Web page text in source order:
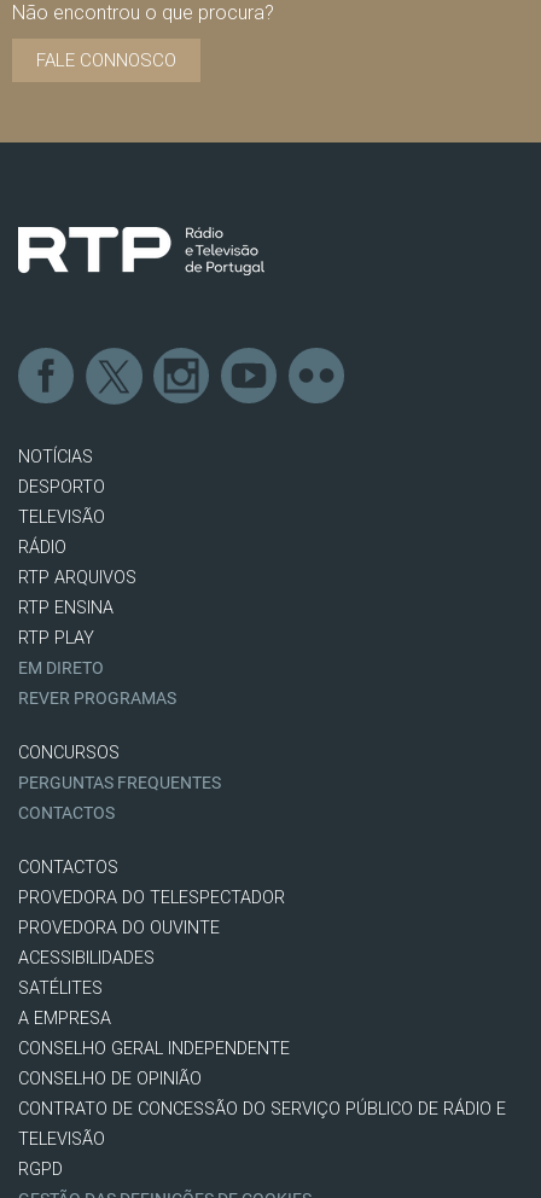
Não encontrou o que procura?
FALE CONNOSCO
NOTÍCIAS
DESPORTO
TELEVISÃO
RÁDIO
RTP ARQUIVOS
RTP ENSINA
RTP PLAY
EM DIRETO
REVER PROGRAMAS
CONCURSOS
PERGUNTAS FREQUENTES
CONTACTOS
CONTACTOS
PROVEDORA DO TELESPECTADOR
PROVEDORA DO OUVINTE
ACESSIBILIDADES
SATÉLITES
A EMPRESA
CONSELHO GERAL INDEPENDENTE
CONSELHO DE OPINIÃO
CONTRATO DE CONCESSÃO DO SERVIÇO PÚBLICO DE RÁDIO E
TELEVISÃO
RGPD